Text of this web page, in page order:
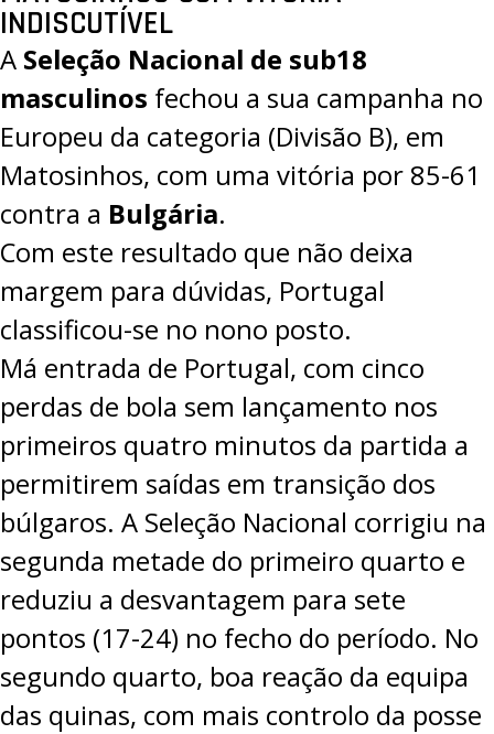
INDISCUTÍVEL
A Seleção Nacional de sub18
masculinos fechou a sua campanha no
Europeu da categoria (Divisão B), em
Matosinhos, com uma vitória por 85-61
contra a Bulgária.
Com este resultado que não deixa
margem para dúvidas, Portugal
classificou-se no nono posto.
Má entrada de Portugal, com cinco
perdas de bola sem lançamento nos
primeiros quatro minutos da partida a
permitirem saídas em transição dos
búlgaros. A Seleção Nacional corrigiu na
segunda metade do primeiro quarto e
reduziu a desvantagem para sete
pontos (17-24) no fecho do período. No
segundo quarto, boa reação da equipa
das quinas, com mais controlo da posse